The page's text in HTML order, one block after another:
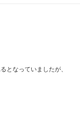
となっていましたが、